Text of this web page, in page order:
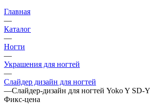
Главная
—
Каталог
—
Ногти
—
Украшения для ногтей
—
Слайдер дизайн для ногтей
—Слайдер-дизайн для ногтей Yoko Y SD-Y
Фикс-цена